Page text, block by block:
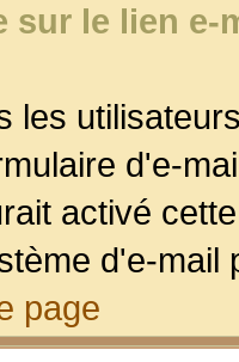
sur le lien
les
d'e-
activé
d'e-
page